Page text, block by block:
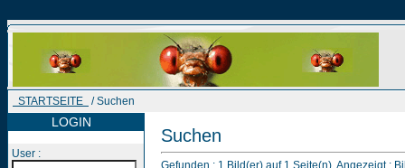
STARTSEITE / Suchen
LOGIN
User :
Suchen
Gefunden : 1 Bild(er) auf 1 Seite(n). Angezeigt :